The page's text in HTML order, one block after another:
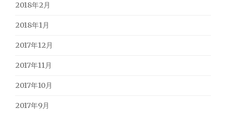
2018年2月
2018年1月
2017年12月
2017年11月
2017年10月
2017年9月